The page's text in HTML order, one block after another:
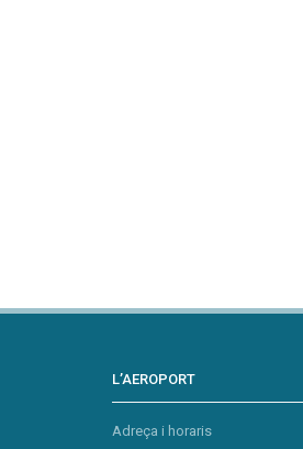
L’AEROPORT
Adreça i horaris